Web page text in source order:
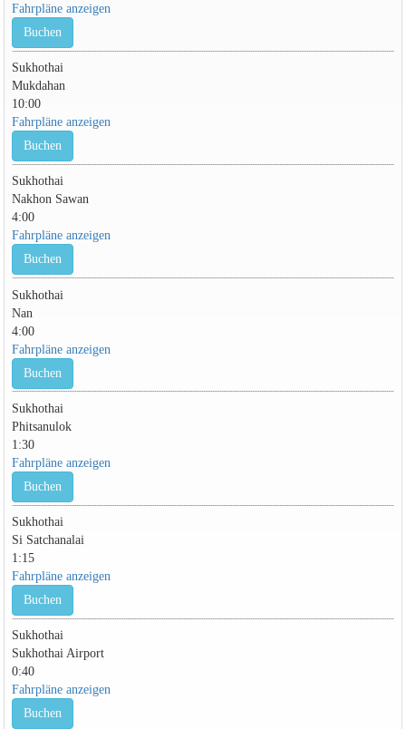
Fahrpläne anzeigen
Buchen
Sukhothai
Mukdahan
10:00
Fahrpläne anzeigen
Buchen
Sukhothai
Nakhon Sawan
4:00
Fahrpläne anzeigen
Buchen
Sukhothai
Nan
4:00
Fahrpläne anzeigen
Buchen
Sukhothai
Phitsanulok
1:30
Fahrpläne anzeigen
Buchen
Sukhothai
Si Satchanalai
1:15
Fahrpläne anzeigen
Buchen
Sukhothai
Sukhothai Airport
0:40
Fahrpläne anzeigen
Buchen